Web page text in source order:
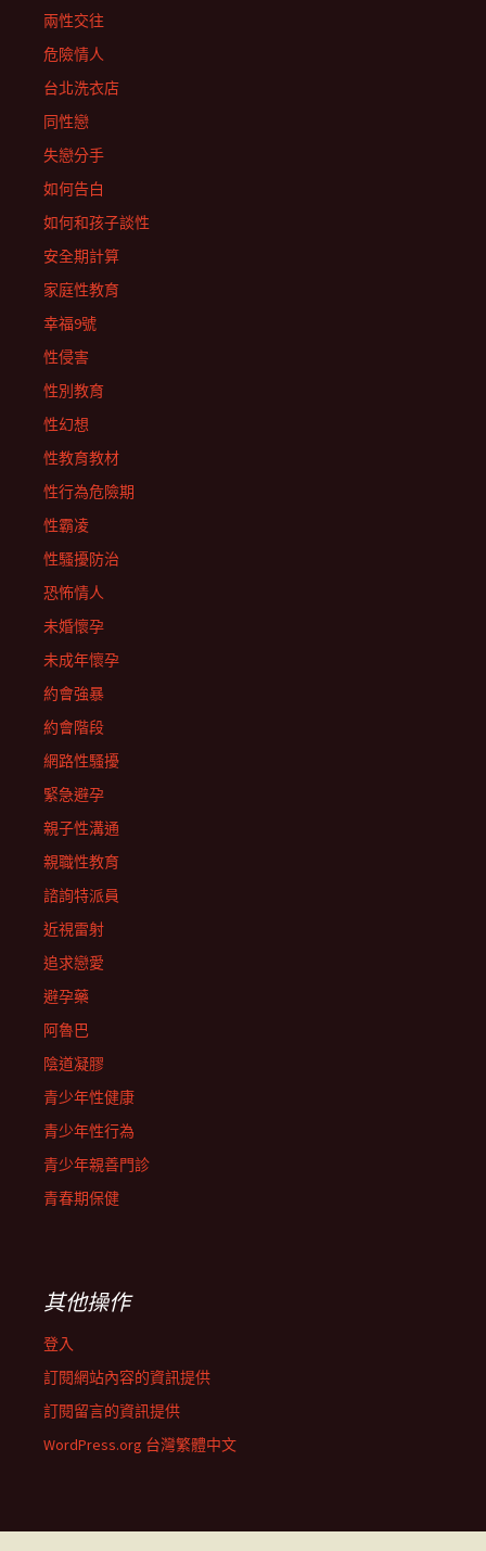
兩性交往
危險情人
台北洗衣店
同性戀
失戀分手
如何告白
如何和孩子談性
安全期計算
家庭性教育
幸福9號
性侵害
性別教育
性幻想
性教育教材
性行為危險期
性霸凌
性騷擾防治
恐怖情人
未婚懷孕
未成年懷孕
約會強暴
約會階段
網路性騷擾
緊急避孕
親子性溝通
親職性教育
諮詢特派員
近視雷射
追求戀愛
避孕藥
阿魯巴
陰道凝膠
青少年性健康
青少年性行為
青少年親善門診
青春期保健
其他操作
登入
訂閱網站內容的資訊提供
訂閱留言的資訊提供
WordPress.org 台灣繁體中文